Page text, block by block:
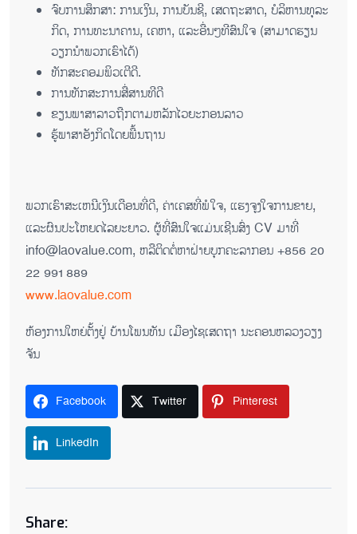
ຈົບການສຶກສາ: ການ​ເງິນ, ການ​ບັນ​ຊີ, ເສດ​ຖະ​ສາດ, ບໍ​ລິ​ຫານ​ທຸ​ລະ​
ກິດ, ການ​ທະ​ນາ​ຄານ, ເຄ​ຫາ, ແລະ​ອື່ນໆ​ທີ​ສົນ​ໃຈ (ສາ​ມາດ​ຮຽນ​
ວຽກ​ນຳ​ພວກ​ເຮົາ​ໄດ້)
ທັກສະຄອມພິວເຕີດີ.
ການທັກ​ສະ​ການ​ສື່​ສານ​ທີ​ດີ
ຂຽນ​ພາ​ສາ​ລາວ​ຖືກ​ຕາມ​ຫລັກ​ໄວ​ຍະ​ກອນ​ລາວ
​ຮູ້ພ​າ​ສາ​ອັງ​ກິດ​ໂດຍ​ພື້ນ​ຖານ
ພວກເຮົາສະເຫນີເງິນເດືອນທີ່ດີ, ຄ່າເຄ​ສທີ່ພໍໃຈ, ແຮງຈູງໃຈການຂາຍ,
ແລະຜົນປະໂຫຍດໄລຍະຍາວ. ຜູ້ທີ່ສົນໃຈແມ່ນເຊີນສົ່ງ CV ມາທີ່
info@laovalue.com, ຫລື​ຕິດ​ຕໍ່​ຫາຝ່າຍ​ບຸກ​ຄະ​ລາ​ກອນ +856 20
22 991 889
www.laovalue.com
​ຫ້ອງ​ການ​ໃຫຍ່​ຕັ້ງ​ຢູ່ ບ້ານ​ໂພ​ນ​ທັນ ເມືອງ​ໄຊ​ເສດ​ຖາ ນະ​ຄອນ​ຫລວງວຽງ​
ຈັນ
Facebook Twitter Pinterest
LinkedIn
Share: